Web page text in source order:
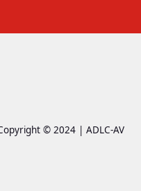
© 2024 | ADLC-AV